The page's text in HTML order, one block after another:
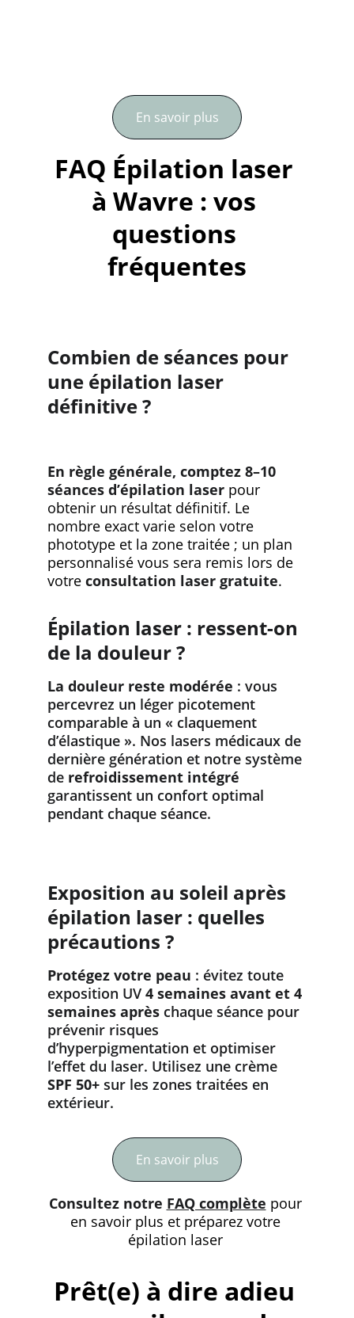
En savoir plus
FAQ Épilation laser
à Wavre : vos
questions
fréquentes
En règle générale, comptez 8–10
séances d’épilation laser pour
obtenir un résultat définitif. Le
nombre exact varie selon votre
phototype et la zone traitée ; un plan
personnalisé vous sera remis lors de
votre consultation laser gratuite.
La douleur reste modérée : vous
percevrez un léger picotement
comparable à un « claquement
d’élastique ». Nos lasers médicaux de
dernière génération et notre système
de refroidissement intégré
garantissent un confort optimal
pendant chaque séance.
Protégez votre peau : évitez toute
exposition UV 4 semaines avant et 4
semaines après chaque séance pour
prévenir risques
d’hyperpigmentation et optimiser
l’effet du laser. Utilisez une crème
SPF 50+ sur les zones traitées en
extérieur.
Consultez notre FAQ complète pour
en savoir plus et préparez votre
épilation laser
En savoir plus
Combien de séances pour
une épilation laser
définitive ?
Épilation laser : ressent-on
de la douleur ?
Exposition au soleil après
épilation laser : quelles
précautions ?
Prêt(e) à dire adieu